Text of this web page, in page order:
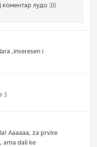
коментар лудо :)))
,interesen i
:)
Aaaaaa, za prvite
ama dali ke